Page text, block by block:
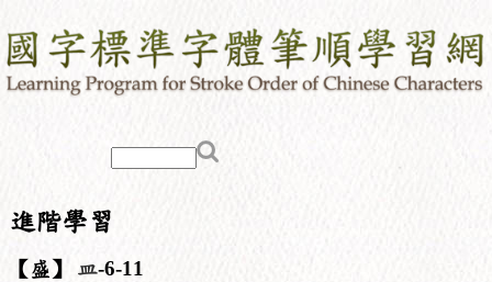
進階學習
【盛】 皿-6-11